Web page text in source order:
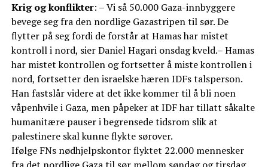
Krig og konflikter: – Vi så 50.000 Gaza-innbyggere
bevege seg fra den nordlige Gazastripen til sør. De
flytter på seg fordi de forstår at Hamas har mistet
kontroll i nord, sier Daniel Hagari onsdag kveld.– Hamas
har mistet kontrollen og fortsetter å miste kontrollen i
nord, fortsetter den israelske hæren IDFs talsperson.
Han fastslår videre at det ikke kommer til å bli noen
våpenhvile i Gaza, men påpeker at IDF har tillatt såkalte
humanitære pauser i begrensede tidsrom slik at
palestinere skal kunne flykte sørover.
Ifølge FNs nødhjelpskontor flyktet 22.000 mennesker